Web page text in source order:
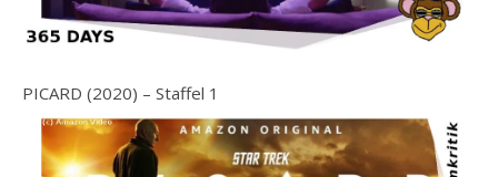
PICARD (2020) – Staffel 1